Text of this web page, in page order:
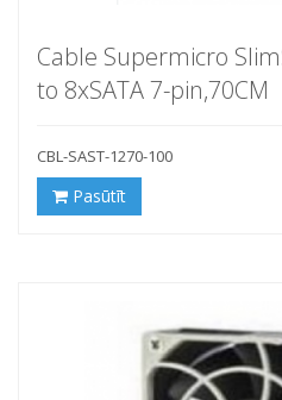
Cable Supermicro
to 8xSATA 7-pin,70CM
CBL-SAST-1270-100
Pasūtīt